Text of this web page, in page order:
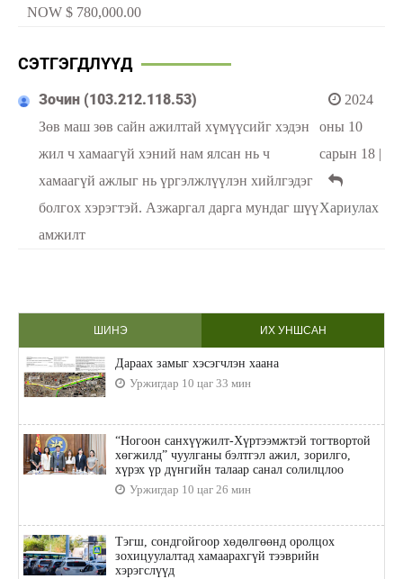
NOW $ 780,000.00
СЭТГЭГДЛҮҮД
Зочин (103.212.118.53)
Зөв маш зөв сайн ажилтай хүмүүсийг хэдэн
жил ч хамаагүй хэний нам ялсан нь ч
хамаагүй ажлыг нь үргэлжлүүлэн хийлгэдэг
болгох хэрэгтэй. Азжаргал дарга мундаг шүү
амжилт
2024
оны 10
сарын 18 |
Хариулах
ШИНЭ ИХ УНШСАН
Дараах замыг хэсэгчлэн хаана
Уржигдар 10 цаг 33 мин
“Ногоон санхүүжилт-Хүртээмжтэй тогтвортой
хөгжилд” чуулганы бэлтгэл ажил, зорилго,
хүрэх үр дүнгийн талаар санал солилцлоо
Уржигдар 10 цаг 26 мин
Тэгш, сондгойгоор хөдөлгөөнд оролцох
зохицуулалтад хамаарахгүй тээврийн
хэрэгслүүд